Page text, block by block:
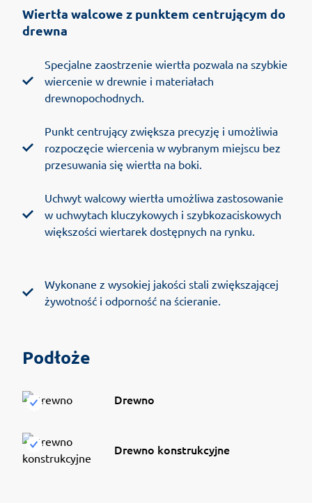
Wiertła walcowe z punktem centrującym do
drewna
Specjalne zaostrzenie wiertła pozwala na szybkie
wiercenie w drewnie i materiałach
drewnopochodnych.
Punkt centrujący zwiększa precyzję i umożliwia
rozpoczęcie wiercenia w wybranym miejscu bez
przesuwania się wiertła na boki.
Uchwyt walcowy wiertła umożliwa zastosowanie
w uchwytach kluczykowych i szybkozaciskowych
większości wiertarek dostępnych na rynku.
Wykonane z wysokiej jakości stali zwiększającej
żywotność i odporność na ścieranie.
Podłoże
Drewno
Drewno konstrukcyjne